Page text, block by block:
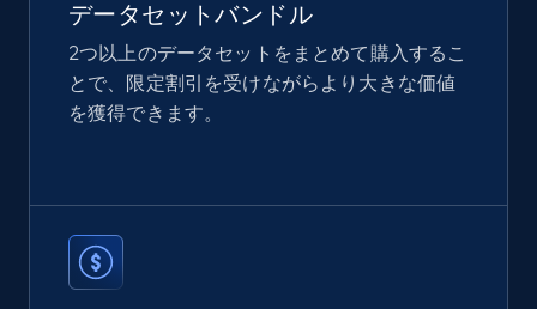
データセットバンドル
2つ以上のデータセットをまとめて購入するこ
とで、限定割引を受けながらより大きな価値
を獲得できます。